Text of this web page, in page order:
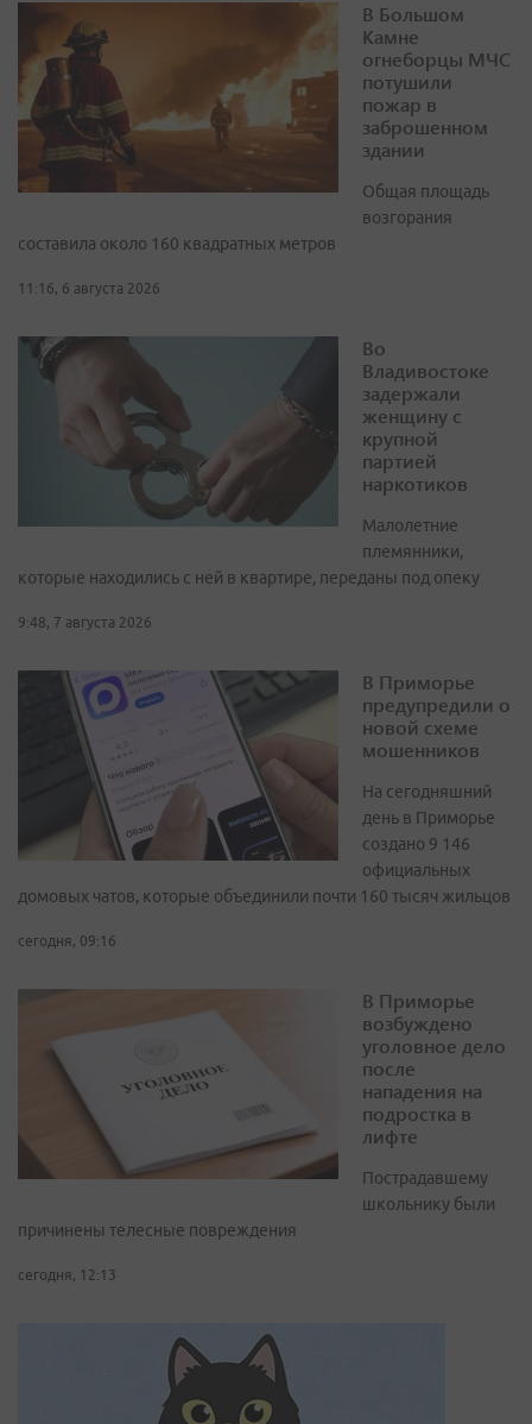
В Большом
Камне
огнеборцы МЧС
потушили
пожар в
заброшенном
здании
Общая площадь
возгорания
составила около 160 квадратных метров
11:16, 6 августа 2026
Во
Владивостоке
задержали
женщину с
крупной
партией
наркотиков
Малолетние
племянники,
которые находились с ней в квартире, переданы под опеку
9:48, 7 августа 2026
В Приморье
предупредили о
новой схеме
мошенников
На сегодняшний
день в Приморье
создано 9 146
официальных
домовых чатов, которые объединили почти 160 тысяч жильцов
сегодня, 09:16
В Приморье
возбуждено
уголовное дело
после
нападения на
подростка в
лифте
Пострадавшему
школьнику были
причинены телесные повреждения
сегодня, 12:13